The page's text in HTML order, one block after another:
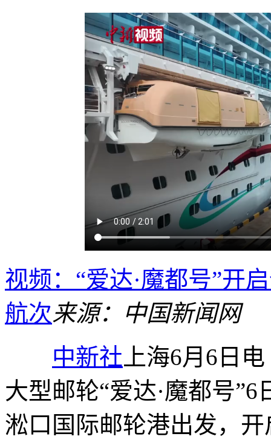
视频：“爱达·魔都号”开
航次来源：中国新闻网
中新社 上海6月6日
大型邮轮“爱达·魔都号
淞口国际邮轮港出发，